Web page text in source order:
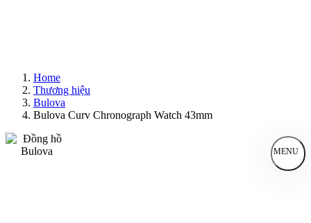
Home
Thương hiệu
Bulova
Bulova Curv Chronograph Watch 43mm
MENU